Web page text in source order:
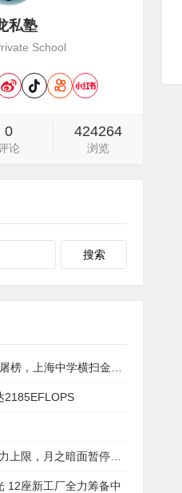
私塾
School
0
论
424264
浏览
扫金牌！GPT-5.6再现AlphaGO时刻
2185EFLOPS
，月之暗面暂停新增订阅
12座新工厂全力筹备中